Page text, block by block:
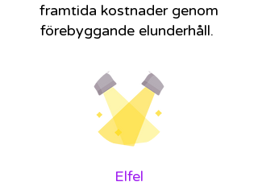
framtida kostnader genom
förebyggande elunderhåll.
Elfel